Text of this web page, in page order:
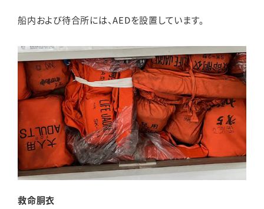
船内および待合所には、AEDを設置しています。
救命胴衣